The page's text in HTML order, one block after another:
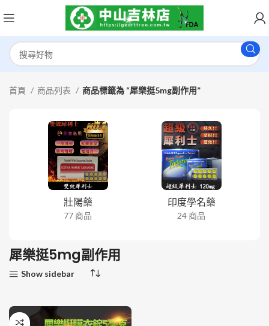
首頁 商品列表 商品標籤為 “犀樂挺5mg副作用”
壯陽藥
77 商品
印度學名藥
24 商品
犀樂挺5mg副作用
Show sidebar